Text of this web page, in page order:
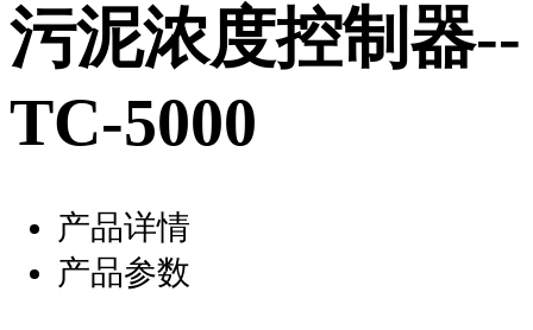
污泥浓度控制器--
TC-5000
产品详情
产品参数